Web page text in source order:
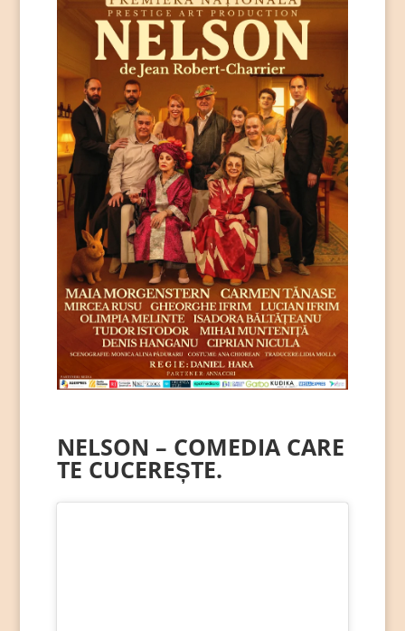
NELSON – COMEDIA CARE
TE CUCEREȘTE.